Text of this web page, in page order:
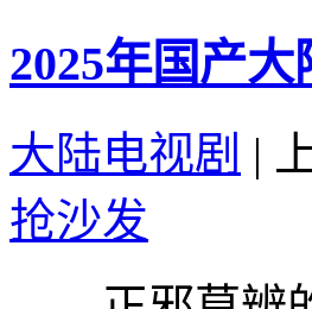
2025年国产
大陆电视剧 |
抢沙发